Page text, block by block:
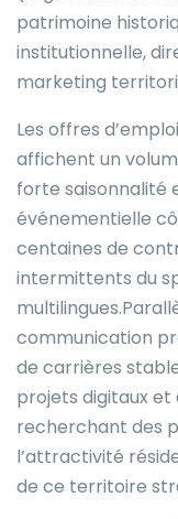
patrimoine
institutionnelle,
marketing
Les offres
affichent un
forte saisonnalité
événementielle
centaines de
intermittents du
communication
de carrières
projets digitaux et
recherchant des
l’attractivité
de ce territoire